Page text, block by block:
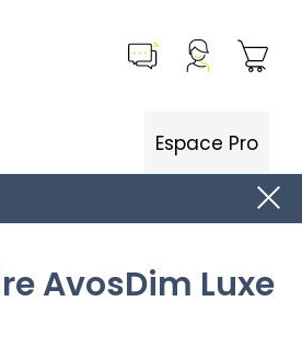
Espace Pro
AvosDim Luxe